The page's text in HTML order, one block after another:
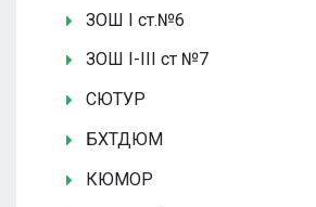
ЗОШ І ст.№6
ЗОШ І-ІІІ ст №7
СЮТУР
БХТДЮМ
КЮМОР